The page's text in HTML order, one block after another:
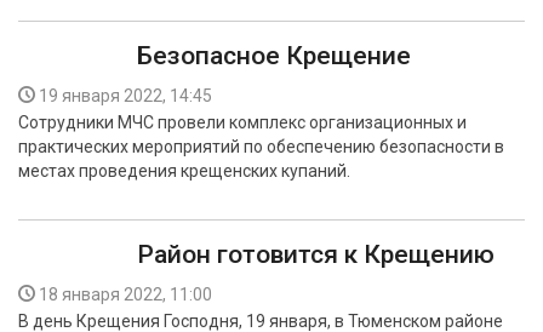
Безопасное Крещение
19 января 2022, 14:45
Сотрудники МЧС провели комплекс организационных и
практических мероприятий по обеспечению безопасности в
местах проведения крещенских купаний.
Район готовится к Крещению
18 января 2022, 11:00
В день Крещения Господня, 19 января, в Тюменском районе